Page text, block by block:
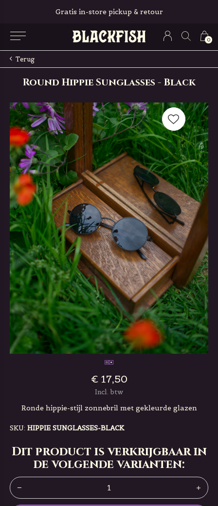
0
Gratis in-store pickup & retour
Terug
Round Hippie Sunglasses - Black
€ 17,50
Incl. btw
Ronde hippie-stijl zonnebril met gekleurde glazen
SKU: HIPPIE SUNGLASSES-BLACK
Dit product is verkrijgbaar in
de volgende varianten: